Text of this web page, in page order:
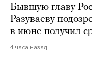
Бывшую главу
Разуваеву
в июне получил
4 часа назад